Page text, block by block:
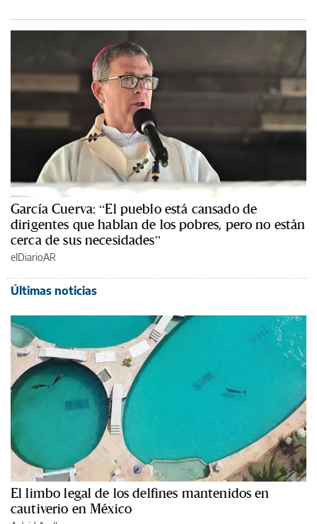
García Cuerva: “El pueblo está cansado de
dirigentes que hablan de los pobres, pero no están
cerca de sus necesidades”
elDiarioAR
Últimas noticias
El limbo legal de los delfines mantenidos en
cautiverio en México